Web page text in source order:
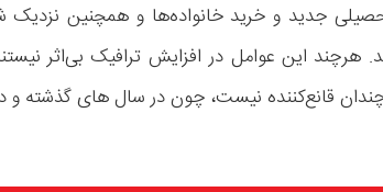
جدید و خرید خانواده‌ها و همچنین نزدیک
هرچند این عوامل در افزایش ترافیک بی‌اثر
قانع‌کننده نیست، چون در سال های گذشته و